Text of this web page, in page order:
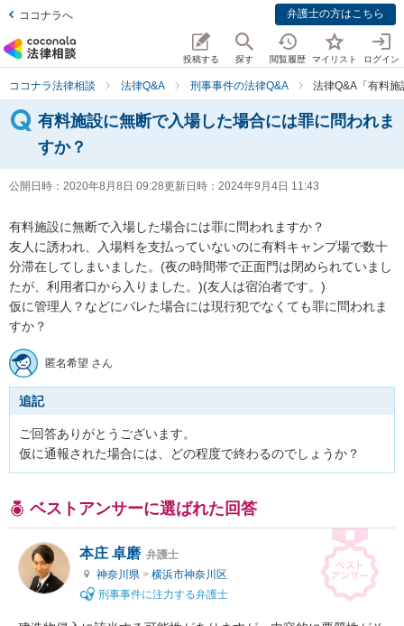
ココナラへ 弁護士の方はこちら
投稿する 探す 閲覧履歴 マイリスト ログイン
ココナラ法律相談 法律Q&A 刑事事件の法律Q&A 法律Q&A「有料
有料施設に無断で入場した場合には罪に問われま
すか？
公開日時： 2020年8月8日 09:28更新日時： 2024年9月4日 11:43
有料施設に無断で入場した場合には罪に問われますか？
友人に誘われ、入場料を支払っていないのに有料キャンプ場で数十
分滞在してしまいました。(夜の時間帯で正面門は閉められていまし
たが、利用者口から入りました。)(友人は宿泊者です。)
仮に管理人？などにバレた場合には現行犯でなくても罪に問われま
すか？
匿名希望 さん
追記
ご回答ありがとうございます。
仮に通報された場合には、どの程度で終わるのでしょうか？
ベストアンサーに選ばれた回答
本庄 卓磨 弁護士
神奈川県 > 横浜市神奈川区
刑事事件に注力する弁護士